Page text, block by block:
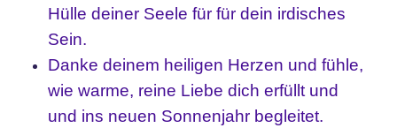
Hülle deiner Seele für für dein irdisches
Sein.
Danke deinem heiligen Herzen und fühle,
wie warme, reine Liebe dich erfüllt und
und ins neuen Sonnenjahr begleitet.